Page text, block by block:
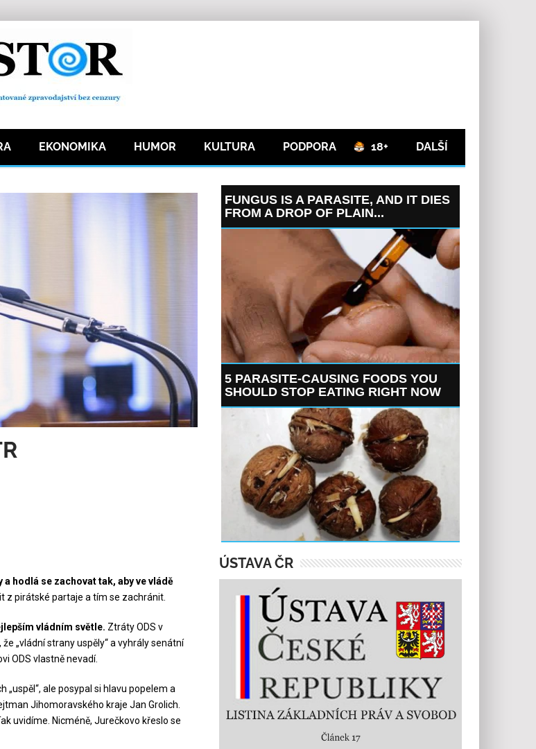
EKONOMIKA HUMOR KULTURA PODPORA 18+ DALŠÍ
hodlá se zachovat tak, aby ve vládě
z pirátské partaje a tím se zachránit.
vládním světle. Ztráty ODS v
„vládní strany uspěly“ a vyhrály senátní
ODS vlastně nevadí.
ale posypal si hlavu popelem a
Jihomoravského kraje Jan Grolich.
uvidíme. Nicméně, Jurečkovo křeslo se
FUNGUS IS A PARASITE, AND IT DIES
FROM A DROP OF PLAIN...
5 PARASITE-CAUSING FOODS YOU
SHOULD STOP EATING RIGHT NOW
ÚSTAVA ČR